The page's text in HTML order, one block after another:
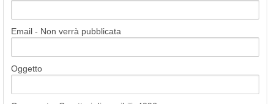
Email - Non verrà pubblicata
Oggetto